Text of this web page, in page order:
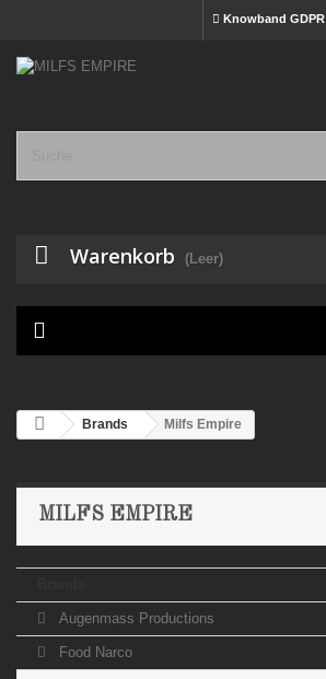
Knowband GDPR
Warenkorb (Leer)

Brands Milfs Empire
MILFS EMPIRE
Augenmass Productions
Food Narco